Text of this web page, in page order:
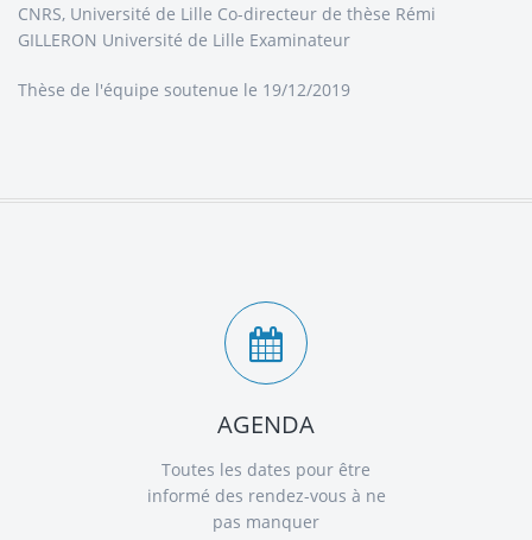
CNRS, Université de Lille Co-directeur de thèse Rémi
GILLERON Université de Lille Examinateur
Thèse de l'équipe soutenue le 19/12/2019
AGENDA
Toutes les dates pour être
informé des rendez-vous à ne
pas manquer